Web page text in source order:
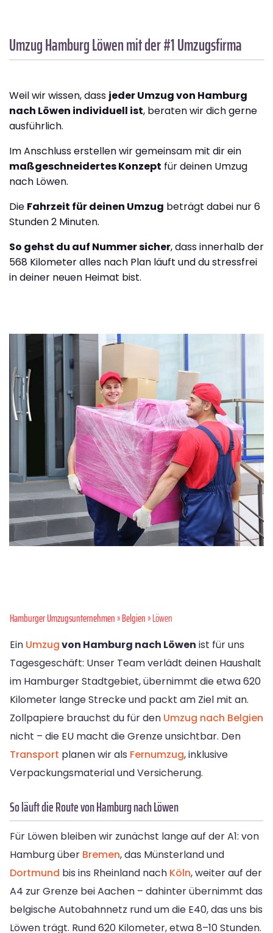
Umzug HamburgLöwenmit der #1 Umzugsfirma
Weil wir wissen, dass jeder Umzug von Hamburg
nach Löwen individuell ist, beraten wir dich gerne
ausführlich.
Im Anschluss erstellen wir gemeinsam mit dir ein
maßgeschneidertes Konzept für deinen Umzug
nach Löwen.
Die Fahrzeit für deinen Umzug beträgt dabei nur 6
Stunden 2 Minuten.
So gehst du auf Nummer sicher, dass innerhalb der
568 Kilometer alles nach Plan läuft und du stressfrei
in deiner neuen Heimat bist.
Hamburger Umzugsunternehmen»Belgien» Löwen
Ein Umzugvon Hamburg nach Löwen ist für uns
Tagesgeschäft: Unser Team verlädt deinen Haushalt
im Hamburger Stadtgebiet, übernimmt die etwa 620
Kilometer lange Strecke und packt am Ziel mit an.
Zollpapiere brauchst du für den Umzug nach Belgien
nicht – die EU macht die Grenze unsichtbar. Den
Transport planen wir als Fernumzug, inklusive
Verpackungsmaterial und Versicherung.
So läuft die Route von Hamburg nach Löwen
Für Löwen bleiben wir zunächst lange auf der A1: von
Hamburg über Bremen, das Münsterland und
Dortmund bis ins Rheinland nach Köln, weiter auf der
A4 zur Grenze bei Aachen – dahinter übernimmt das
belgische Autobahnnetz rund um die E40, das uns bis
Löwen trägt. Rund 620 Kilometer, etwa 8–10 Stunden.